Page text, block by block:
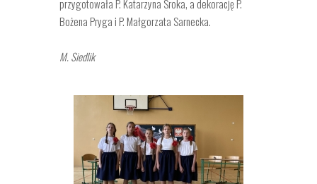
przygotowała P. Katarzyna Sroka, a dekorację P.
Bożena Pryga i P. Małgorzata Sarnecka.
M. Siedlik